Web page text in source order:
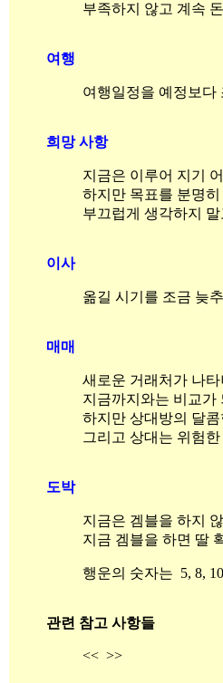
부족하지 않고 계속
여행
여행일정을 예정보다
희망 사항
지금은 이루어 지기
하지만 목표를 분명
부끄럽게 생각하지
이사
옮길 시기를 조금 늦
매매
새로운 거래처가 나타
지금까지와는 비교가
하지만 상대방의 달
그리고 상대는 위험
도박
지금은 겜블을 하지
지금 겜블을 하면 딸
행운의 숫자는 5, 8,
관련 참고 사항들
<< >>